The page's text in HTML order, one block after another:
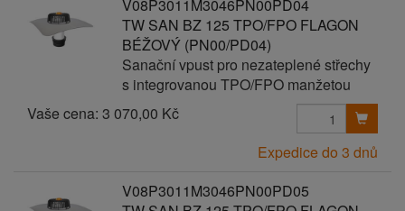
V08P3011M3046PN00PD04
TW SAN BZ 125 TPO/FPO FLAGON
BÉŽOVÝ (PN00/PD04)
Sanační vpust pro nezateplené střechy
s integrovanou TPO/FPO manžetou
Vaše cena: 3 070,00 Kč
Expedice do 3 dnů
V08P3011M3046PN00PD05